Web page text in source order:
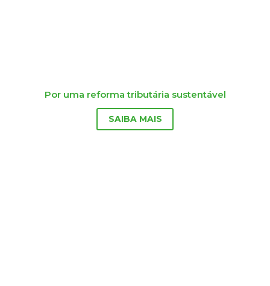
Por uma reforma tributária sustentável
SAIBA MAIS